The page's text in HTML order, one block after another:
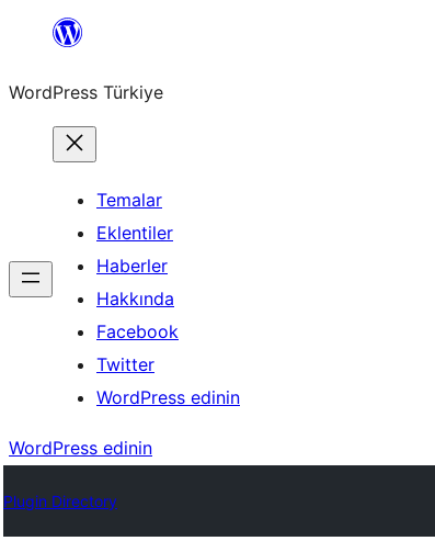
İçeriğe
WordPress Türkiye
Temalar
Eklentiler
Haberler
Hakkında
Facebook
Twitter
WordPress edinin
WordPress edinin
Plugin Directory